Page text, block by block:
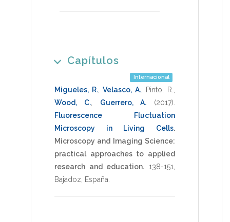
Capítulos
Internacional
Migueles, R.,Velasco, A., Pinto, R.
Wood, C., Guerrero, A. (2017)
Fluorescence Fluctuation
Microscopy in Living Cells.
Microscopy and Imaging Science:
practical approaches to applied
research and education. 138-151
Bajadoz, España